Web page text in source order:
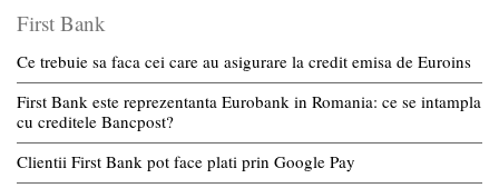
First Bank
Ce trebuie sa faca cei care au asigurare la credit emisa de Euroins
First Bank este reprezentanta Eurobank in Romania: ce se intampla
cu creditele Bancpost?
Clientii First Bank pot face plati prin Google Pay